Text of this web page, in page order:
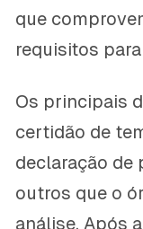
que
requisitos
Os principais
certidão de
declaração de
outros que o
análise. Após